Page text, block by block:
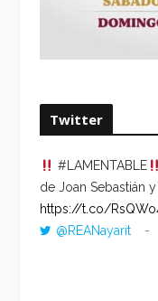
Twitter
#LAMENTABLE
de Joan Sebastián
https://t.co/
@REANayarit